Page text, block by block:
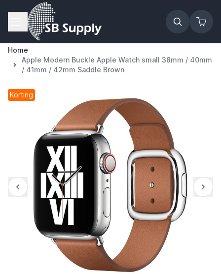
Ga naar de inhoud
Home
Apple Modern Buckle Apple Watch small 38mm / 40mm
/ 41mm / 42mm Saddle Brown
Korting